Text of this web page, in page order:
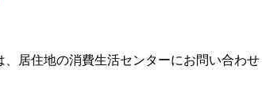
、居住地の消費生活センターにお問い合わせ